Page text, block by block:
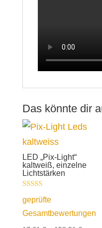
Das könnte dir
LED „Pix-Light“
kaltweiß, einzelne
Lichtstärken
Bewertet mit
5.00
von 5
geprüfte
Gesamtbewertungen